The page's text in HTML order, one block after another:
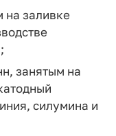
на заливке
занятым на
силумина и